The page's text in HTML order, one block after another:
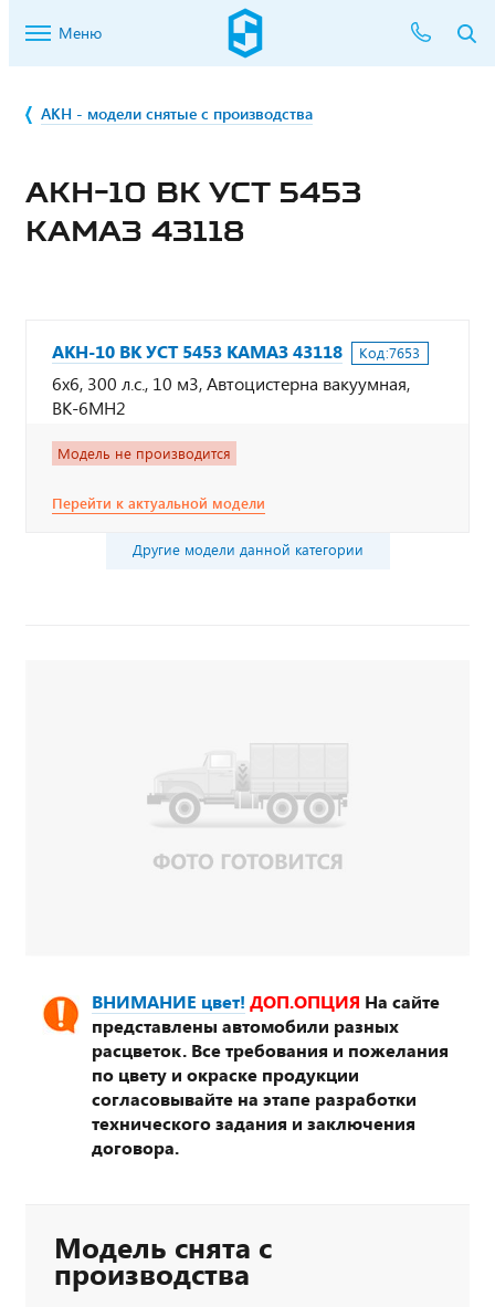
Меню
АКН - модели снятые с производства
АКН-10 ВК УСТ 5453
КАМАЗ 43118
АКН-10 ВК УСТ 5453 КАМАЗ 43118 Код:7653
6х6, 300 л.с., 10 м3, Автоцистерна вакуумная,
ВК-6МН2
Модель не производится
Перейти к актуальной модели
Другие модели данной категории
ВНИМАНИЕ цвет! ДОП.ОПЦИЯ На сайте
представлены автомобили разных
расцветок. Все требования и пожелания
по цвету и окраске продукции
согласовывайте на этапе разработки
технического задания и заключения
договора.
Модель снята с
производства